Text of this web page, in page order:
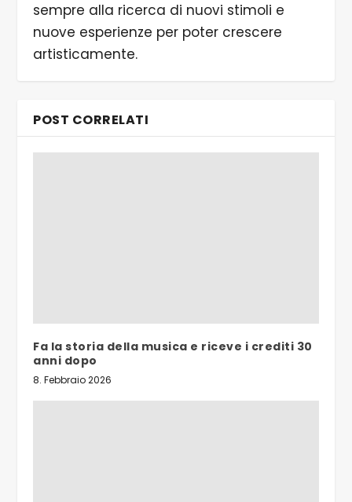
sempre alla ricerca di nuovi stimoli e
nuove esperienze per poter crescere
artisticamente.
POST CORRELATI
Fa la storia della musica e riceve i crediti 30
anni dopo
8. Febbraio 2026